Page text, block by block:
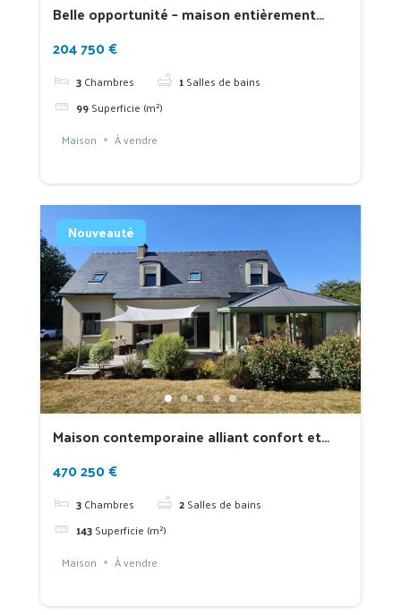
Belle opportunité – maison entièrement
204 750 €
3Chambres 1Salles de bains
99Superficie (m²)
Maison
À vendre
Nouveauté
Maison contemporaine alliant confort et
Douarnenez
470 250 €
3Chambres 2Salles de bains
143Superficie (m²)
Maison
À vendre